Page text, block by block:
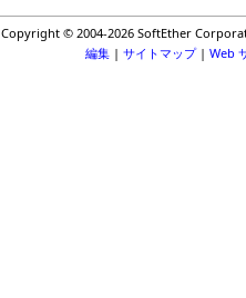
Copyright © 2004-2026 SoftEther
編集 | サイトマップ| Web